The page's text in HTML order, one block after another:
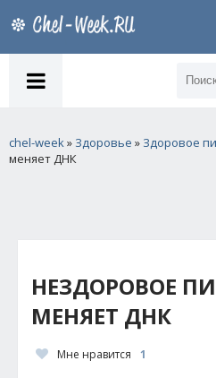
chel-week» Здоровье » Здоровое
меняет ДНК
НЕЗДОРОВОЕ
МЕНЯЕТ ДНК
Мне нравится 1